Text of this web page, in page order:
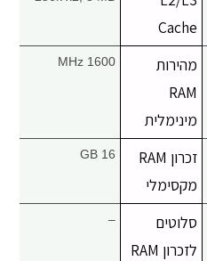
Cache
מהירות
RAM
מינימלית
1600 MHz
זכרון RAM
מקסימלי
16 GB
סלוטים
לזכרון RAM
–